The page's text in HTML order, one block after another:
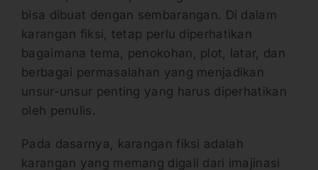
bisa dibuat dengan sembarangan. Di dalam
karangan fiksi, tetap perlu diperhatikan
bagaimana tema, penokohan, plot, latar, dan
berbagai permasalahan yang menjadikan
unsur-unsur penting yang harus diperhatikan
oleh penulis.
Pada dasarnya, karangan fiksi adalah
karangan yang memang digali dari imajinasi